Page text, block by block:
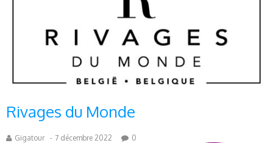
Rivages du Monde
Gigatour - 7 décembre 2022 0